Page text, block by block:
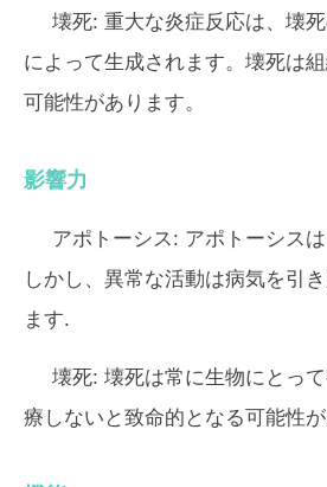
壊死: 重大な炎症反応は、壊
によって生成されます。壊死は
可能性があります。
影響力
アポトーシス: アポトーシス
しかし、異常な活動は病気を引
ます.
壊死: 壊死は常に生物にとっ
療しないと致命的となる可能性が